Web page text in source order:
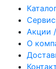
Акции
О